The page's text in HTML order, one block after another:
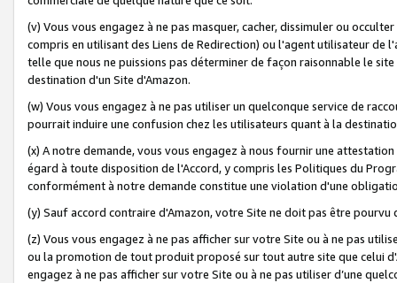
(v) Vous vous engagez à ne pas masquer, cacher, dissimuler ou
compris en utilisant des Liens de Redirection) ou l'agent utilisateur
telle que nous ne puissions pas déterminer de façon raisonnable le
destination d'un Site d'Amazon.
(w) Vous vous engagez à ne pas utiliser un quelconque service de
pourrait induire une confusion chez les utilisateurs quant à la
(x) A notre demande, vous vous engagez à nous fournir une
égard à toute disposition de l'Accord, y compris les Politiques du
conformément à notre demande constitue une violation d'une
(y) Sauf accord contraire d'Amazon, votre Site ne doit pas être
(z) Vous vous engagez à ne pas afficher sur votre Site ou à ne pas
ou la promotion de tout produit proposé sur tout autre site que celui
engagez à ne pas afficher sur votre Site ou à ne pas utiliser d’une